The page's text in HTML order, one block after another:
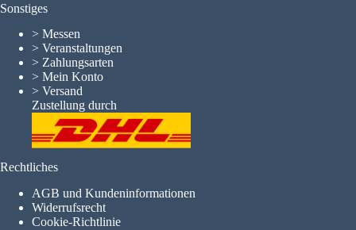
Sonstiges
> Messen
> Veranstaltungen
> Zahlungsarten
> Mein Konto
> Versand
Zustellung durch
Rechtliches
AGB und Kundeninformationen
Widerrufsrecht
Cookie-Richtlinie